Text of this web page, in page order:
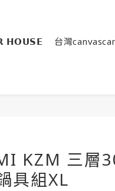
𝗛𝗢𝗨𝗦𝗘 台灣
KZM 三層
具組XL